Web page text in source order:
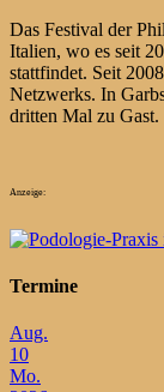
Das Festival der
Italien, wo es seit
stattfindet. Seit
Netzwerks. In
dritten Mal zu Gast.
Anzeige:
Termine
Aug.
10
Mo.